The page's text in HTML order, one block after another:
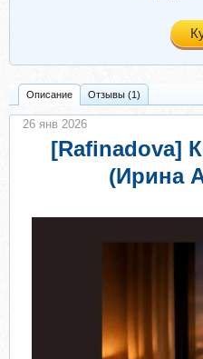
Описание Отзывы (1)
[Rafinadova]
(Ирина
26 янв 2026